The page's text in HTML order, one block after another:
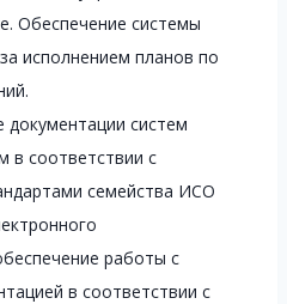
Обеспечение системы
исполнением планов по
документации систем
в соответствии с
семейства ИСО
работы с
в соответствии с